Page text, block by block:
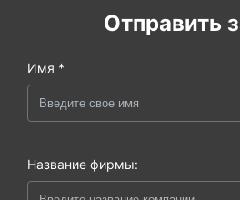
Отправить
Имя *
Название фирмы: